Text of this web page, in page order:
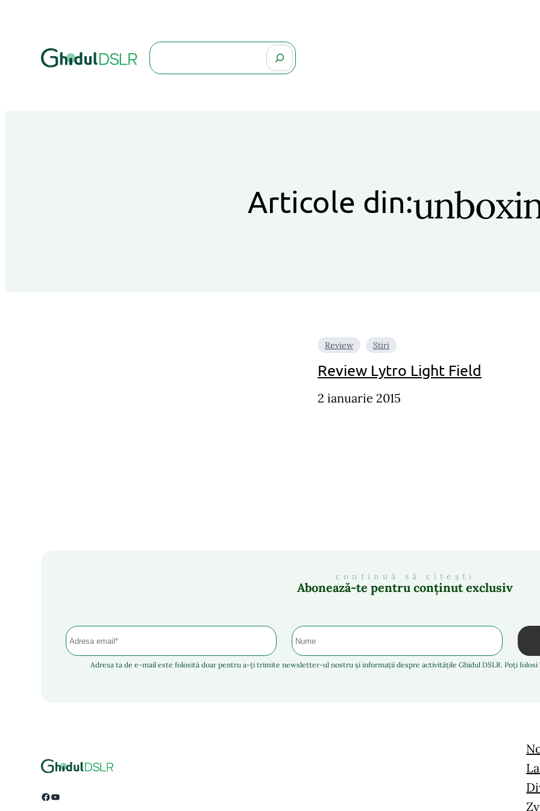
Search
Articole din:
Review Stiri
Review Lytro Light Field
2 ianuarie 2015
continuă să citești
Abonează-te pentru conținut exclusiv
Adresa ta de e-mail este folosită doar pentru a-ți trimite newsletter-ul nostru și informații despre activitățile Ghidul DSLR. Poți
Facebook YouTube